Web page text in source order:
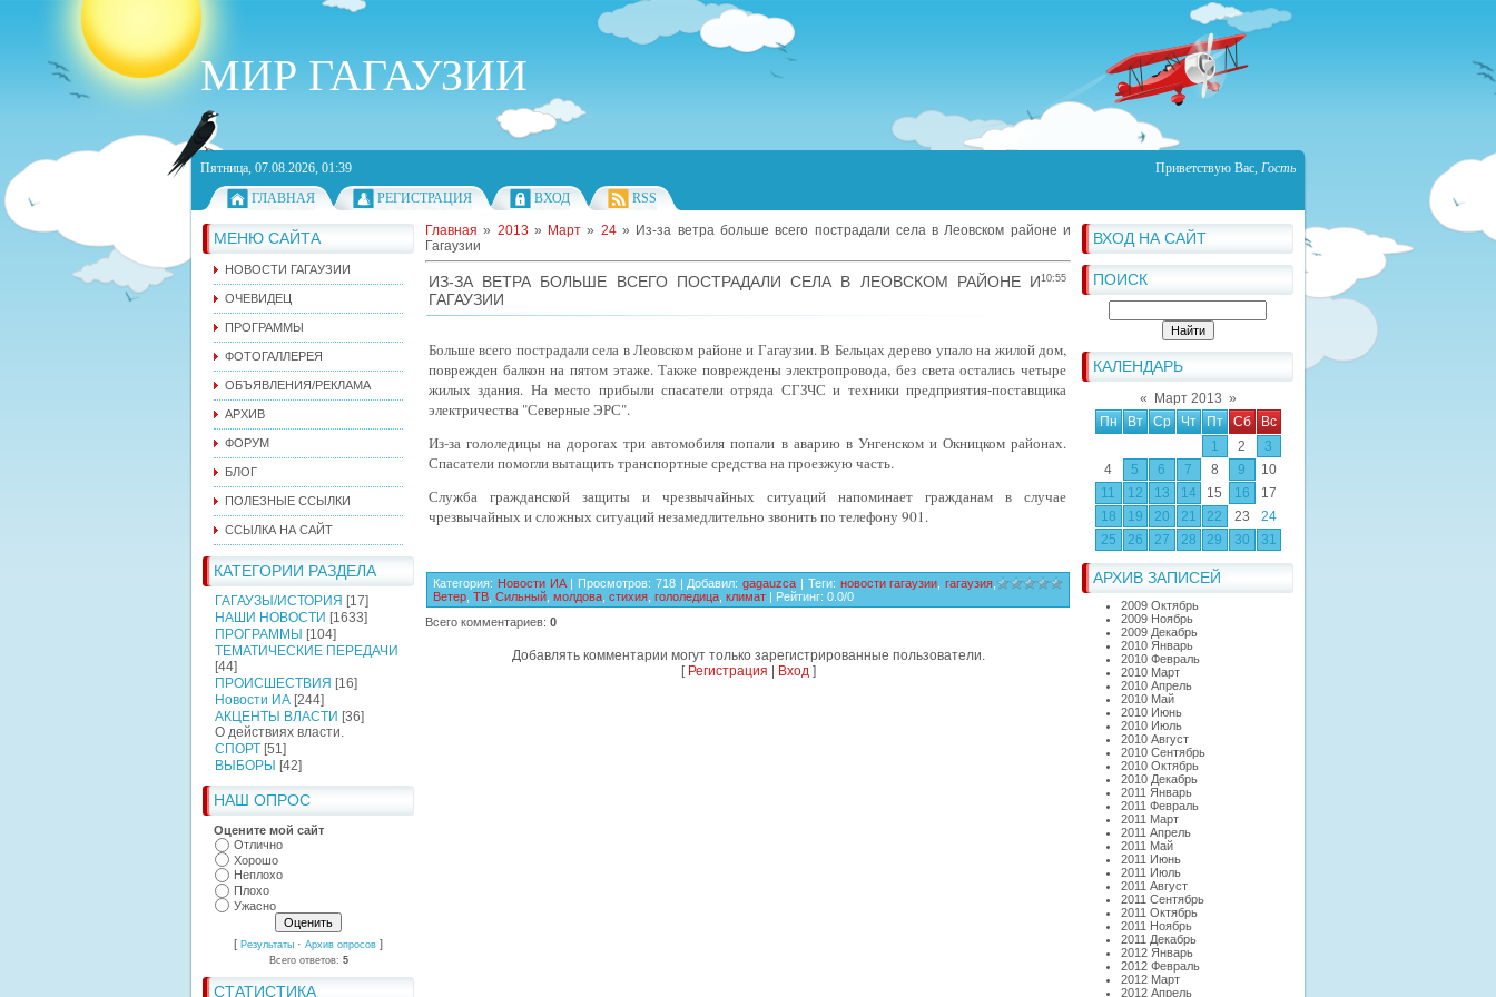
МИР ГАГАУЗИИ
Пятница, 07.08.2026, 01:39 Приветствую Вас, Гость
ГЛАВНАЯ
РЕГИСТРАЦИЯ ВХОД RSS
МЕНЮ САЙТА
НОВОСТИ ГАГАУЗИИ
ОЧЕВИДЕЦ
ПРОГРАММЫ
ФОТОГАЛЛЕРЕЯ
ОБЪЯВЛЕНИЯ/РЕКЛАМА
АРХИВ
ФОРУМ
БЛОГ
ПОЛЕЗНЫЕ ССЫЛКИ
ССЫЛКА НА САЙТ
КАТЕГОРИИ РАЗДЕЛА
ГАГАУЗЫ/ИСТОРИЯ [17]
НАШИ НОВОСТИ [1633]
ПРОГРАММЫ [104]
ТЕМАТИЧЕСКИЕ ПЕРЕДАЧИ
[44]
ПРОИСШЕСТВИЯ [16]
Новости ИА [244]
АКЦЕНТЫ ВЛАСТИ [36]
О действиях власти.
СПОРТ [51]
ВЫБОРЫ [42]
НАШ ОПРОС
Оцените мой сайт
Отлично
Хорошо
Неплохо
Плохо
Ужасно
[ Результаты · Архив опросов ]
Всего ответов: 5
СТАТИСТИКА
ВХОД НА САЙТ
ПОИСК
КАЛЕНДАРЬ
« Март 2013 »
Пн
Вт Ср Чт Пт Сб
Вс
1
2
3
4
5 6 7 8 9
10
11
12 13 14 15 16
17
18
19 20 21 22 23
24
25
26 27 28 29 30 31
АРХИВ ЗАПИСЕЙ
2009 Октябрь
2009 Ноябрь
2009 Декабрь
2010 Январь
2010 Февраль
2010 Март
2010 Апрель
2010 Май
2010 Июнь
2010 Июль
2010 Август
2010 Сентябрь
2010 Октябрь
2010 Декабрь
2011 Январь
2011 Февраль
2011 Март
2011 Апрель
2011 Май
2011 Июнь
2011 Июль
2011 Август
2011 Сентябрь
2011 Октябрь
2011 Ноябрь
2011 Декабрь
2012 Январь
2012 Февраль
2012 Март
2012 Апрель
Главная » 2013 » Март » 24» Из-за ветра больше всего пострадали села в Леовском районе и
Гагаузии
10:55
ИЗ-ЗА ВЕТРА БОЛЬШЕ ВСЕГО ПОСТРАДАЛИ СЕЛА В ЛЕОВСКОМ РАЙОНЕ И
ГАГАУЗИИ
Больше всего пострадали села в Леовском районе и Гагаузии. В Бельцах дерево упало на жилой дом,
поврежден балкон на пятом этаже. Также повреждены электропровода, без света остались четыре
жилых здания. На место прибыли спасатели отряда СГЗЧС и техники предприятия-поставщика
электричества "Северные ЭРС".
Из-за гололедицы на дорогах три автомобиля попали в аварию в Унгенском и Окницком районах.
Спасатели помогли вытащить транспортные средства на проезжую часть.
Служба гражданской защиты и чрезвычайных ситуаций напоминает гражданам в случае
чрезвычайных и сложных ситуаций незамедлительно звонить по телефону 901.
Категория: Новости ИА| Просмотров: 718| Добавил: gagauzca | Теги: новости гагаузии ,гагаузия
Ветер ТВ Сильный молдова стихия гололедица климат | Рейтинг: 0.0/0
Всего комментариев: 0
Добавлять комментарии могут только зарегистрированные пользователи.
[ Регистрация Вход]